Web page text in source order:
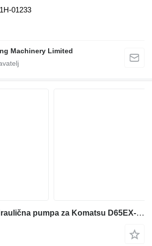
01233
Machinery Limited
708-1L-00011 hidraulična pumpa za Komatsu D65EX-12 D65PX-12 D65EX-12H D65EX-12U bulldozer građevinskog stroja